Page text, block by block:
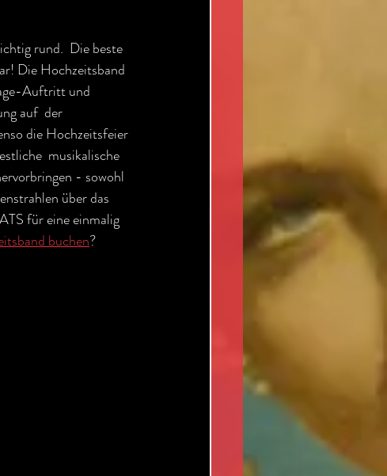
rund.  Die beste
Die Hochzeitsband
Auftritt und
auf  der
die Hochzeitsfeier
musikalische
- sowohl
über das
für eine einmalig
buchen?